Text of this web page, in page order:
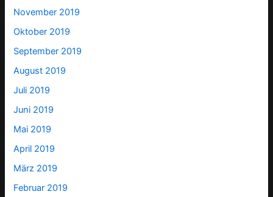
November 2019
Oktober 2019
September 2019
August 2019
Juli 2019
Juni 2019
Mai 2019
April 2019
März 2019
Februar 2019